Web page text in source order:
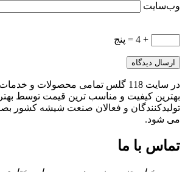
وب‌سایت
+ 4 = پنج
در سایت 118 گلس تمامی محصولات و
بهترین کیفیت و مناسب ترین قیمت توسط
تولیدکنندگان و فعالان صنعت شیشه کشور
می شود.
تماس با ما